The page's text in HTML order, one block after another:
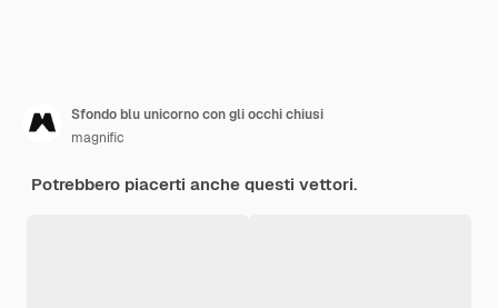
Sfondo blu unicorno con gli occhi chiusi
magnific
Potrebbero piacerti anche questi vettori.